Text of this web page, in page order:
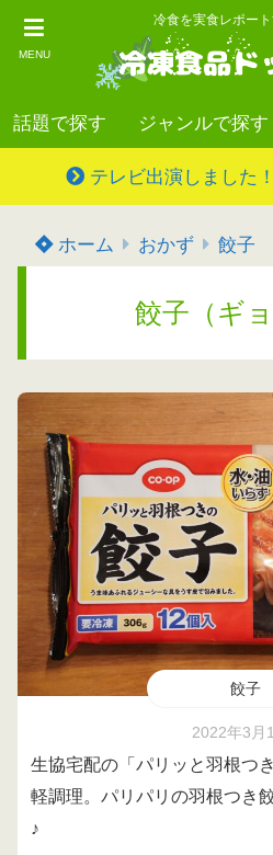
MENU
冷食を実食レポー
話題で探す ジャンルで探す
テレビ出演しました
ホーム おかず 餃子
餃子（ギョ
餃子
2022年3月
生協宅配の「パリッと羽根つ
軽調理。パリパリの羽根つき
♪